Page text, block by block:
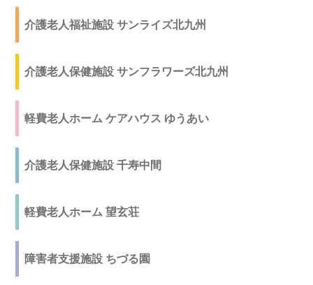
介護老人福祉施設 サンライズ北九州
介護老人保健施設 サンフラワーズ北九州
軽費老人ホーム ケアハウス ゆうあい
介護老人保健施設 千寿中間
軽費老人ホーム 望玄荘
障害者支援施設 ちづる園